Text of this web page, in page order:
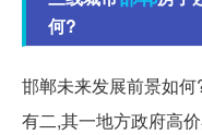
何?
邯郸未来发展前景如
有二,其一地方政府高